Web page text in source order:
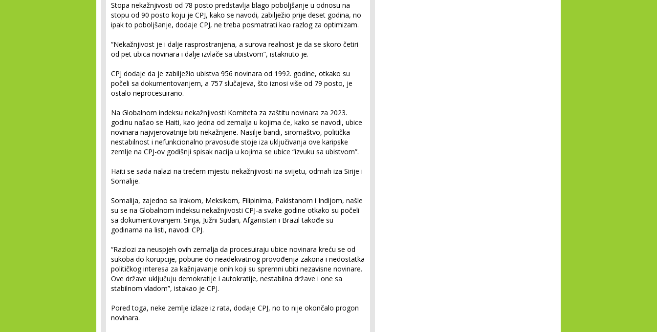
Stopa nekažnjivosti od 78 posto predstavlja blago poboljšanje u odnosu na
stopu od 90 posto koju je CPJ, kako se navodi, zabilježio prije deset godina, no
ipak to poboljšanje, dodaje CPJ, ne treba posmatrati kao razlog za optimizam.
“Nekažnjivost je i dalje rasprostranjena, a surova realnost je da se skoro četiri
od pet ubica novinara i dalje izvlače sa ubistvom”, istaknuto je.
CPJ dodaje da je zabilježio ubistva 956 novinara od 1992. godine, otkako su
počeli sa dokumentovanjem, a 757 slučajeva, što iznosi više od 79 posto, je
ostalo neprocesuirano.
Na Globalnom indeksu nekažnjivosti Komiteta za zaštitu novinara za 2023.
godinu našao se Haiti, kao jedna od zemalja u kojima će, kako se navodi, ubice
novinara najvjerovatnije biti nekažnjene. Nasilje bandi, siromaštvo, politička
nestabilnost i nefunkcionalno pravosuđe stoje iza uključivanja ove karipske
zemlje na CPJ-ov godišnji spisak nacija u kojima se ubice “izvuku sa ubistvom”.
Haiti se sada nalazi na trećem mjestu nekažnjivosti na svijetu, odmah iza Sirije i
Somalije.
Somalija, zajedno sa Irakom, Meksikom, Filipinima, Pakistanom i Indijom, našle
su se na Globalnom indeksu nekažnjivosti CPJ-a svake godine otkako su počeli
sa dokumentovanjem. Sirija, Južni Sudan, Afganistan i Brazil takođe su
godinama na listi, navodi CPJ.
“Razlozi za neuspjeh ovih zemalja da procesuiraju ubice novinara kreću se od
sukoba do korupcije, pobune do neadekvatnog provođenja zakona i nedostatka
političkog interesa za kažnjavanje onih koji su spremni ubiti nezavisne novinare.
Ove države uključuju demokratije i autokratije, nestabilna države i one sa
stabilnom vladom”, istakao je CPJ.
Pored toga, neke zemlje izlaze iz rata, dodaje CPJ, no to nije okončalo progon
novinara.